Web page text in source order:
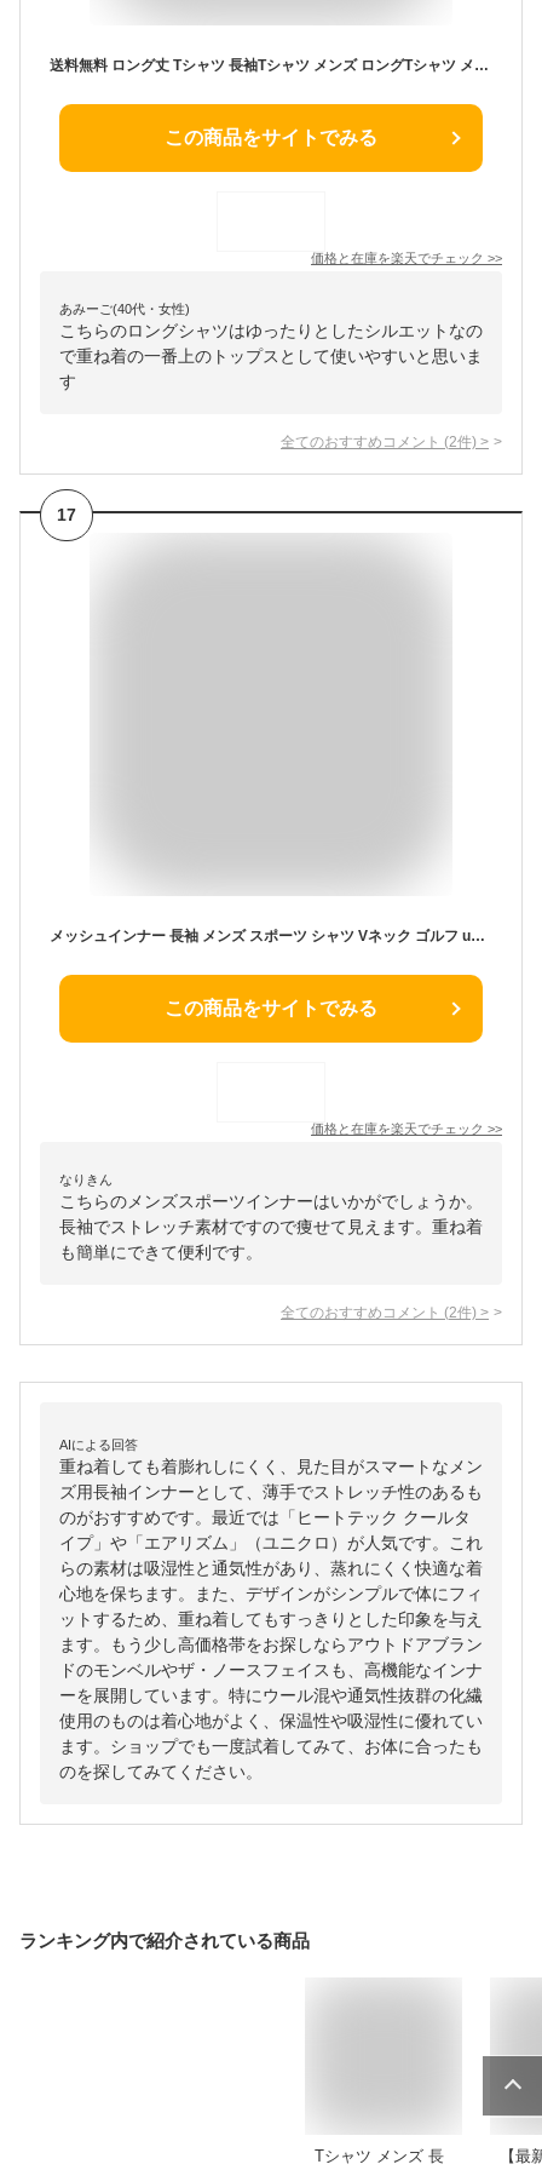
送料無料 ロング丈 Tシャツ 長袖Tシャツ メンズ ロングTシャツ メンズ おしゃれ 重ね着 インナー Tシャツ メンズ オーバーサイズ Tシャツ メンズ ビッグTシャツ メンズ 無地Tシャツ 白Tシャツ メンズ レイヤード 韓国 ファッション 春服 春 大学生 高校生 中学生 20代 10代
この商品をサイトでみる
価格と在庫を楽天でチェック >>
あみーご(40代・女性)
こちらのロングシャツはゆったりとしたシルエットなの
で重ね着の一番上のトップスとして使いやすいと思いま
す
全てのおすすめコメント (2件) >
17
メッシュインナー 長袖 メンズ スポーツ シャツ Vネック ゴルフ uvケア 日除け ランニング 自転車 重ね着 涼しいストレッチ 吸汗速乾加工 ドライ 登山 日焼したくないレジャー時にお勧め
この商品をサイトでみる
価格と在庫を楽天でチェック >>
なりきん
こちらのメンズスポーツインナーはいかがでしょうか。
長袖でストレッチ素材ですので痩せて見えます。重ね着
も簡単にできて便利です。
全てのおすすめコメント (2件) >
AIによる回答
重ね着しても着膨れしにくく、見た目がスマートなメン
ズ用長袖インナーとして、薄手でストレッチ性のあるも
のがおすすめです。最近では「ヒートテック クールタ
イプ」や「エアリズム」（ユニクロ）が人気です。これ
らの素材は吸湿性と通気性があり、蒸れにくく快適な着
心地を保ちます。また、デザインがシンプルで体にフィ
ットするため、重ね着してもすっきりとした印象を与え
ます。もう少し高価格帯をお探しならアウトドアブラン
ドのモンベルやザ・ノースフェイスも、高機能なインナ
ーを展開しています。特にウール混や通気性抜群の化繊
使用のものは着心地がよく、保温性や吸湿性に優れてい
ます。ショップでも一度試着してみて、お体に合ったも
のを探してみてください。
ランキング内で紹介されている商品
Tシャツ メンズ 長 【最